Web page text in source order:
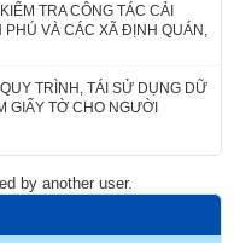
TRA CÔNG TÁC CẢI
VÀ CÁC XÃ ĐỊNH QUÁN,
TRÌNH, TÁI SỬ DỤNG DỮ
GIẤY TỜ CHO NGƯỜI
by another user.